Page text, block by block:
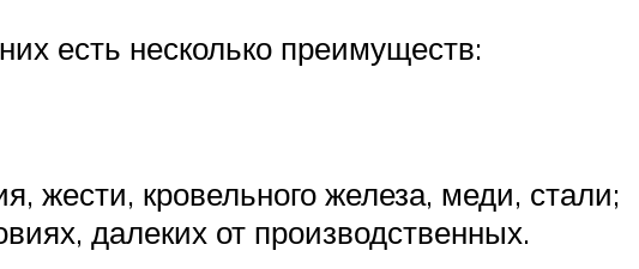
есть несколько преимуществ:
жести, кровельного железа, меди, стали;
далеких от производственных.